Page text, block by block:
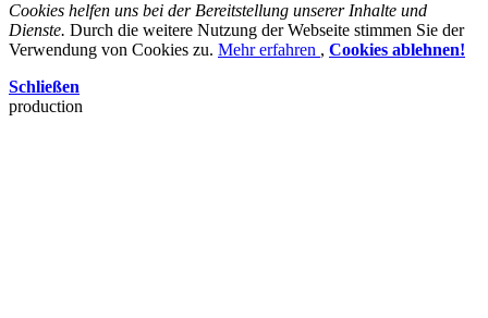
Cookies helfen uns bei der Bereitstellung unserer Inhalte und
Dienste. Durch die weitere Nutzung der Webseite stimmen Sie der
Verwendung von Cookies zu. Mehr erfahren , Cookies ablehnen!
Schließen
production